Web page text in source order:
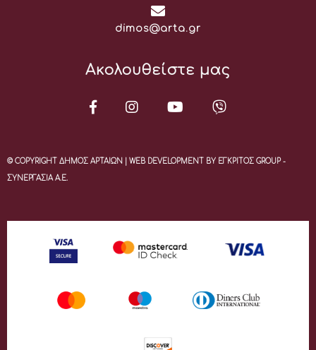
Email:
dimos@arta.gr
Ακολουθείστε μας
© COPYRIGHT ΔΗΜΟΣ ΑΡΤΑΙΩΝ | WEB DEVELOPMENT BY ΕΓΚΡΙΤΟΣ GROUP -
ΣΥΝΕΡΓΑΣΙΑ Α.Ε.